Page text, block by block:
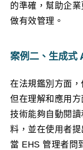
的準確，幫助企
做有效管理。
案例二、生成式
在法規鑑別方面，
但在理解和應用
技術能夠自動閱
料，並在使用者提
當 EHS 管理者問